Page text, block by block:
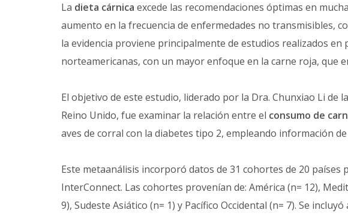
La dieta cárnica excede las recomendaciones óptimas en
aumento en la frecuencia de enfermedades no transmisibles,
la evidencia proviene principalmente de estudios realizados en
norteamericanas, con un mayor enfoque en la carne roja, que
El objetivo de este estudio, liderado por la Dra. Chunxiao Li de la
Reino Unido, fue examinar la relación entre el consumo de
aves de corral con la diabetes tipo 2, empleando información
Este metaanálisis incorporó datos de 31 cohortes de 20 países
InterConnect. Las cohortes provenían de: América (n= 12),
9), Sudeste Asiático (n= 1) y Pacífico Occidental (n= 7). Se